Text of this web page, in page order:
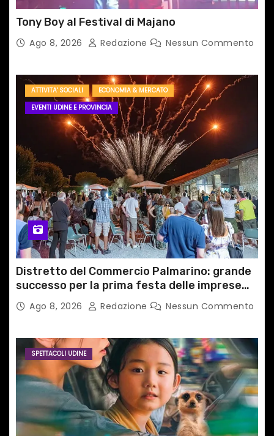
Tony Boy al Festival di Majano
Ago 8, 2026 Redazione Nessun Commento
ATTIVITA' SOCIALI
ECONOMIA & MERCATO
EVENTI UDINE E PROVINCIA
Distretto del Commercio Palmarino: grande
successo per la prima festa delle imprese
del territorio
Ago 8, 2026 Redazione Nessun Commento
SPETTACOLI UDINE